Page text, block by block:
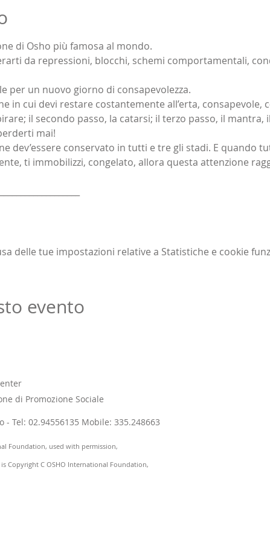
di Osho più famosa al mondo.
da repressioni, blocchi, schemi comportamentali,
per un nuovo giorno di consapevolezza.
in cui devi restare costantemente all’erta, consapevole,
il secondo passo, la catarsi; il terzo passo, il mantra,
mai!
dev’essere conservato in tutti e tre gli stadi. E quando
ti immobilizzi, congelato, allora questa attenzione
delle tue impostazioni relative a Statistiche e cookie
evento
di Promozione Sociale
Tel: 02.94556135 Mobile: 335.248663
Foundation, used with permission,
Copyright C OSHO International Foundation,